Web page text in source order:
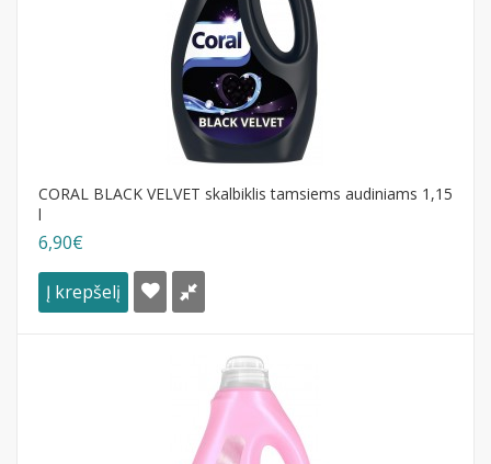
CORAL BLACK VELVET skalbiklis tamsiems audiniams 1,15
l
6,90€
Į krepšelį